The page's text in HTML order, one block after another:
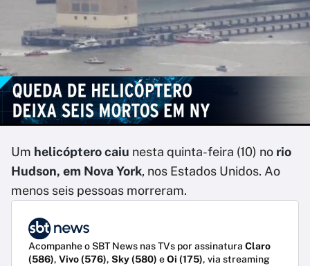
Um helicóptero caiu nesta quinta-feira (10) no rio
Hudson, em Nova York, nos Estados Unidos. Ao
menos seis pessoas morreram.
Acompanhe o SBT News nas TVs por assinatura Claro
(586), Vivo (576), Sky (580) eOi (175), via streaming